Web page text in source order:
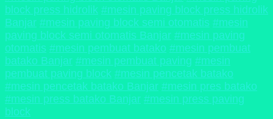
block press hidrolik #mesin paving block press hidrolik
Banjar #mesin paving block semi otomatis #mesin
paving block semi otomatis Banjar #mesin paving
otomatis #mesin pembuat batako #mesin pembuat
batako Banjar #mesin pembuat paving #mesin
pembuat paving block #mesin pencetak batako
#mesin pencetak batako Banjar #mesin pres batako
#mesin press batako Banjar #mesin press paving
block